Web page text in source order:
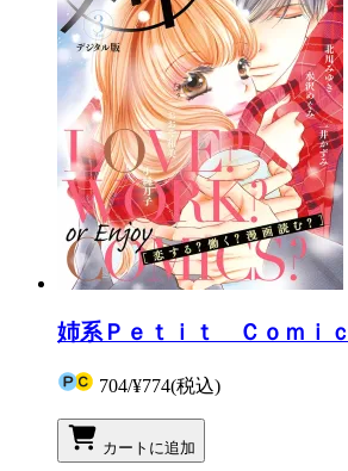
姉系Ｐｅｔｉｔ Ｃｏｍｉｃ
704/¥774(税込)
カートに追加